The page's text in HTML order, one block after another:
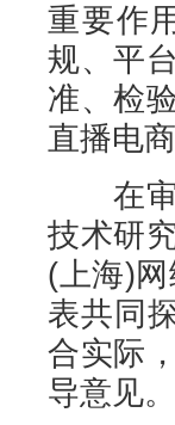
重要作
规、平
准、检
直播电
在审
技术研
(上海)
表共同
合实际
导意见。